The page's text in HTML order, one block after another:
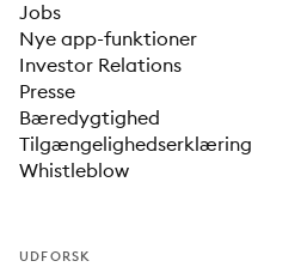
Jobs
Nye app-funktioner
Investor Relations
Presse
Bæredygtighed
Tilgængelighedserklæring
Whistleblow
UDFORSK